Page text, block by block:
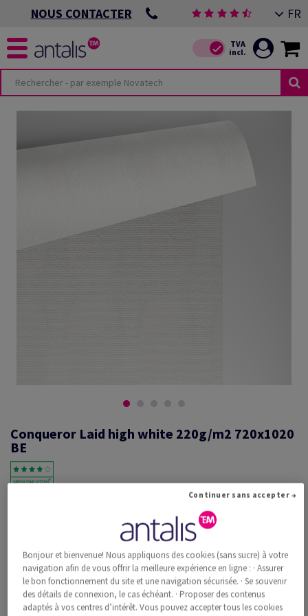
NOUS CONTACTER FR
Conqueror Laid high white 220g/m2 720x1020
BE
Conqueror vergé, high white, 220g/m2, vergé, sans filigrane,
woodfree ECF with 15% cotton, 310µm, 720mm x 1020mm, B1+, BE,
Paquet de 100 feuilles, FSC Mix Credit
Information additionnelle
Recommander ce produit
Prix catalogue TVA incl.
Bonjour et bienvenue! Nous appliquons des cookies (sans sucre) à votre
navigation afin de vous offrir la meilleure expérience en ligne : · Assurer
le bon fonctionnement du site et une navigation sécurisée. · Se souvenir
des détails de connexion, le cas échéant. · Proposer des contenus
adaptés à vos centres d’intérêt. Vous pouvez accepter tous les cookies
Continuer sans accepter →